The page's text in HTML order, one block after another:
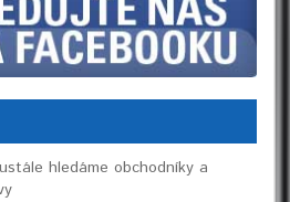
hledáme obchodníky a